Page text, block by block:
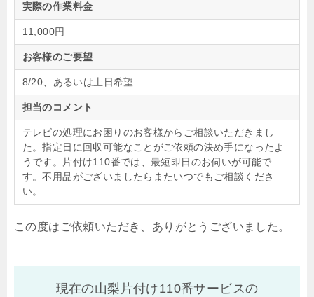
実際の作業料金
11,000円
お客様のご要望
8/20、あるいは土日希望
担当のコメント
テレビの処理にお困りのお客様からご相談いただきまし
た。指定日に回収可能なことがご依頼の決め手になったよ
うです。片付け110番では、最短即日のお伺いが可能で
す。不用品がございましたらまたいつでもご相談くださ
い。
この度はご依頼いただき、ありがとうございました。
現在の山梨片付け110番サービスの